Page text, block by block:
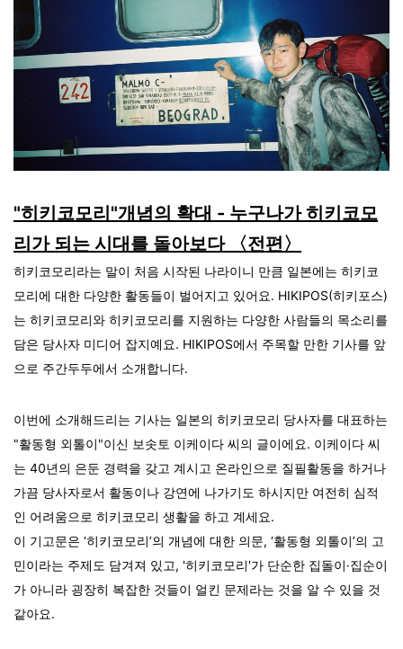
"히키코모리"개념의 확대 - 누구나가 히키코모
리가 되는 시대를 돌아보다 〈전편〉
히키코모리라는 말이 처음 시작된 나라이니 만큼 일본에는 히키코
모리에 대한 다양한 활동들이 벌어지고 있어요. HIKIPOS(히키포스)
는 히키코모리와 히키코모리를 지원하는 다양한 사람들의 목소리를
담은 당사자 미디어 잡지예요. HIKIPOS에서 주목할 만한 기사를 앞
으로 주간두두에서 소개합니다.
이번에 소개해드리는 기사는 일본의 히키코모리 당사자를 대표하는
"활동형 외톨이"이신 보솟토 이케이다 씨의 글이에요. 이케이다 씨
는 40년의 은둔 경력을 갖고 계시고 온라인으로 질필활동을 하거나
가끔 당사자로서 활동이나 강연에 나가기도 하시지만 여전히 심적
인 어려움으로 히키코모리 생활을 하고 계세요.
이 기고문은 ‘히키코모리’의 개념에 대한 의문, ‘활동형 외톨이’의 고
민이라는 주제도 담겨져 있고, '히키코모리'가 단순한 집돌이·집순이
가 아니라 굉장히 복잡한 것들이 얼킨 문제라는 것을 알 수 있을 것
같아요.